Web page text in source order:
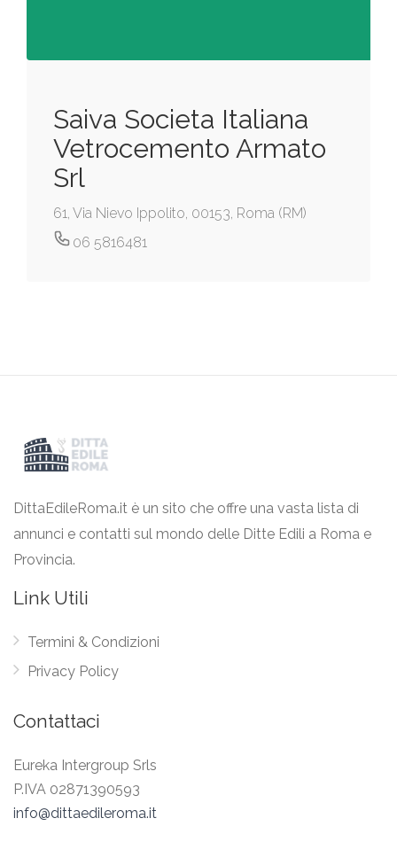
Saiva Societa Italiana
Vetrocemento Armato
Srl
61, Via Nievo Ippolito, 00153, Roma (RM)
06 5816481
DittaEdileRoma.it è un sito che offre una vasta lista di
annunci e contatti sul mondo delle Ditte Edili a Roma e
Provincia.
Link Utili
Termini & Condizioni
Privacy Policy
Contattaci
Eureka Intergroup Srls
P.IVA 02871390593
info@dittaedileroma.it